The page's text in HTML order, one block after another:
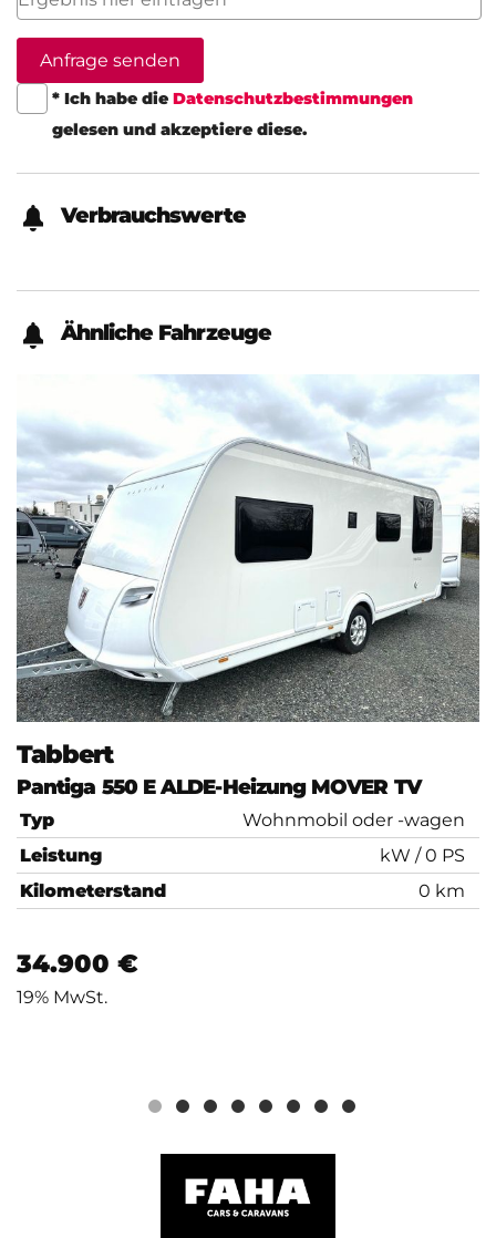
Anfrage senden
* Ich habe die Datenschutzbestimmungen
gelesen und akzeptiere diese.
Verbrauchswerte
Ähnliche Fahrzeuge
Tabbert
Pantiga 550 E ALDE-Heizung MOVER TV
Typ
Wohnmobil oder -wagen
Leistung
kW / 0 PS
Kilometerstand
0 km
34.900 €
19% MwSt.